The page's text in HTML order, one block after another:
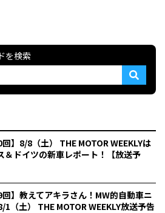
を検索
回】8/8（土） THE MOTOR WEEKLYは
＆ドイツの新車レポート！【放送予
回】教えてアキラさん！MW的自動車ニ
1（土） THE MOTOR WEEKLY放送予告